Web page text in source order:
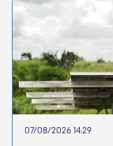
07/08/2026 14:29